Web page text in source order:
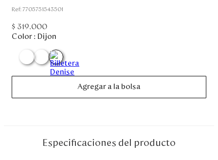
Disney
:7705751543501
$ 319.000
Color : Dijon
Agregar a la bolsa
Especificaciones del producto